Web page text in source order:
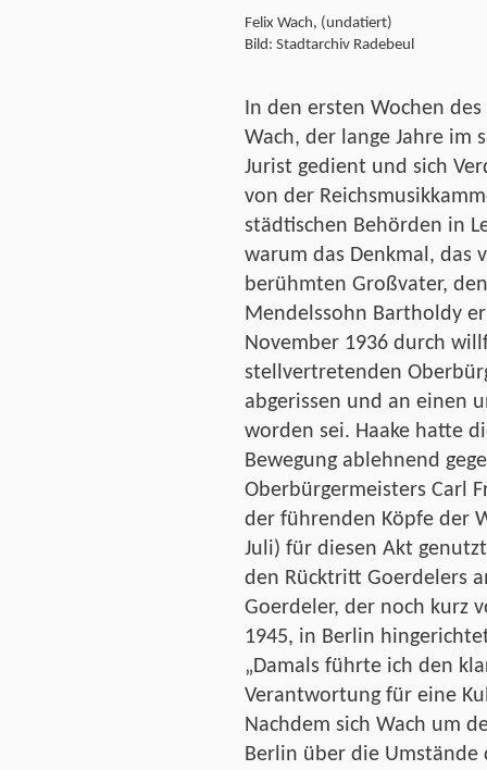
Felix Wach, (undatiert)
Bild: Stadtarchiv Radebeul
In den ersten Wochen
Wach, der lange Jahre im
Jurist gedient und sich
von der
städtischen Behörden in
warum das Denkmal, das
berühmten Großvater,
Mendelssohn Bartholdy
November 1936 durch
stellvertretenden
abgerissen und an einen
worden sei. Haake hatte
Bewegung ablehnend
Oberbürgermeisters Carl
der führenden Köpfe der
Juli) für diesen Akt
den Rücktritt Goerdelers
Goerdeler, der noch kurz
1945, in Berlin
„Damals führte ich den
Verantwortung für eine
Nachdem sich Wach um
Berlin über die Umstände